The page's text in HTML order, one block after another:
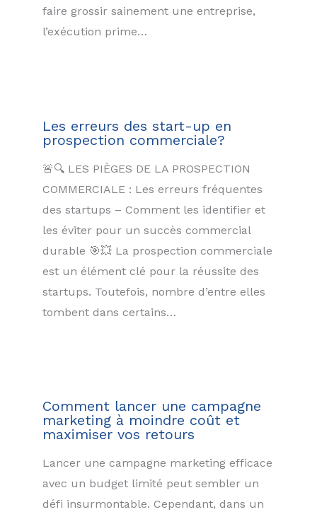
faire grossir sainement une entreprise,
l’exécution prime…
Les erreurs des start-up en
prospection commerciale?
🚨🔍 LES PIÈGES DE LA PROSPECTION
COMMERCIALE : Les erreurs fréquentes
des startups – Comment les identifier et
les éviter pour un succès commercial
durable 🎯💥 La prospection commerciale
est un élément clé pour la réussite des
startups. Toutefois, nombre d’entre elles
tombent dans certains…
Comment lancer une campagne
marketing à moindre coût et
maximiser vos retours
Lancer une campagne marketing efficace
avec un budget limité peut sembler un
défi insurmontable. Cependant, dans un